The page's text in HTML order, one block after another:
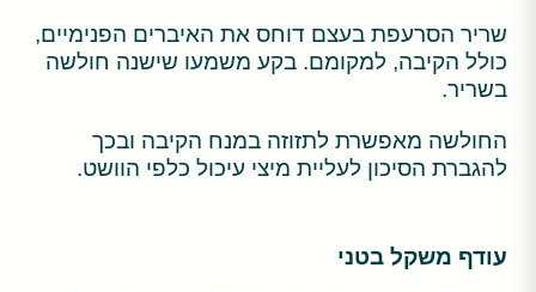
שריר הסרעפת בעצם דוחס את האיברים הפנימיים,
כולל הקיבה, למקומם. בקע משמעו שישנה חולשה
בשריר.
החולשה מאפשרת לתזוזה במנח הקיבה ובכך
להגברת הסיכון לעליית מיצי עיכול כלפי הוושט.
עודף משקל בטני